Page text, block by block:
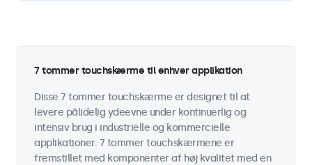
7 tommer touchskærme til enhver applikation
Disse 7 tommer touchskærme er designet til at
levere pålidelig ydeevne under kontinuerlig og
intensiv brug i industrielle og kommercielle
applikationer. 7 tommer touchskærmene er
fremstillet med komponenter af høj kvalitet med en